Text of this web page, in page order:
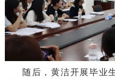
随后，黄洁开展毕业